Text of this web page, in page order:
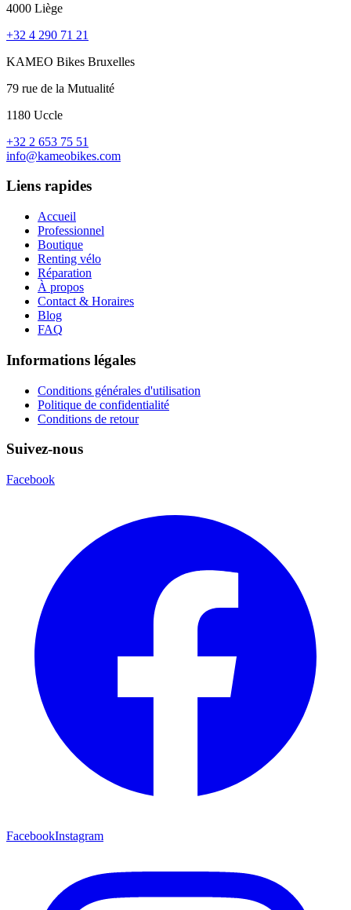
4000 Liège
+32 4 290 71 21
KAMEO Bikes Bruxelles
79 rue de la Mutualité
1180 Uccle
+32 2 653 75 51
info@kameobikes.com
Liens rapides
Accueil
Professionnel
Boutique
Renting vélo
Réparation
À propos
Contact & Horaires
Blog
FAQ
Informations légales
Conditions générales d'utilisation
Politique de confidentialité
Conditions de retour
Suivez-nous
Facebook
FacebookInstagram